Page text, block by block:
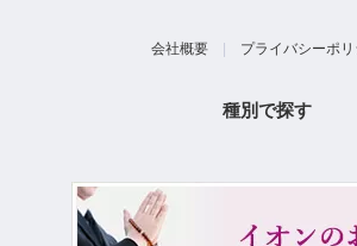
会社概要| プライバシーポリ
種別で探す